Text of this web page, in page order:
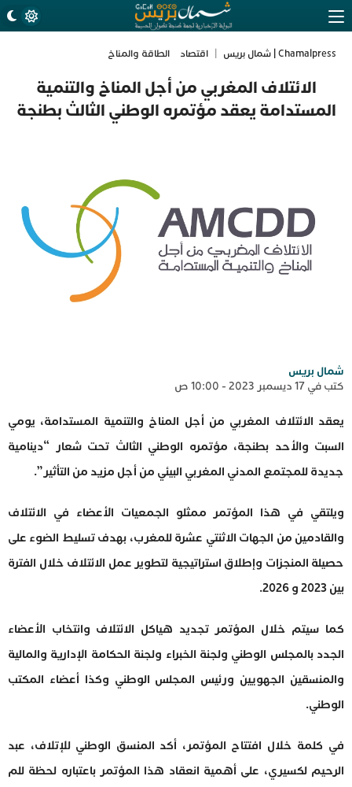
Chamalpress | شمال بريس اقتصاد الطاقة والمناخ
الائتلاف المغربي من أجل المناخ والتنمية
المستدامة يعقد مؤتمره الوطني الثالث بطنجة
شمال بريس
كتب في 17 ديسمبر 2023 - 10:00 ص
يعقد الائتلاف المغربي من أجل المناخ والتنمية المستدامة، يومي
السبت والأحد بطنجة، مؤتمره الوطني الثالث تحت شعار “دينامية
جديدة للمجتمع المدني المغربي البيئي من أجل مزيد من التأثير”.
ويلتقي في هذا المؤتمر ممثلو الجمعيات الأعضاء في الائتلاف
والقادمين من الجهات الاثنتي عشرة للمغرب، بهدف تسليط الضوء على
حصيلة المنجزات وإطلاق استراتيجية لتطوير عمل الائتلاف خلال الفترة
بين 2023 و 2026.
كما سيتم خلال المؤتمر تجديد هياكل الائتلاف وانتخاب الأعضاء
الجدد بالمجلس الوطني ولجنة الخبراء ولجنة الحكامة الإدارية والمالية
والمنسقين الجهويين ورئيس المجلس الوطني وكذا أعضاء المكتب
الوطني.
في كلمة خلال افتتاح المؤتمر، أكد المنسق الوطني للإتلاف، عبد
الرحيم لكسيري، على أهمية انعقاد هذا المؤتمر باعتباره لحظة للم